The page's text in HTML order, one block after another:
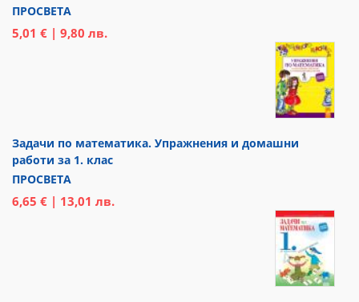
ПРОСВЕТА
5,01 € | 9,80 лв.
Задачи по математика. Упражнения и домашни
работи за 1. клас
ПРОСВЕТА
6,65 € | 13,01 лв.